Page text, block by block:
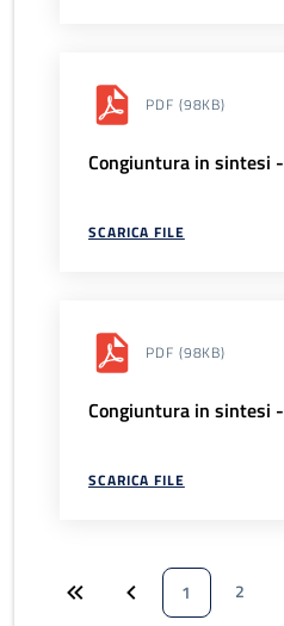
PDF (98KB)
Congiuntura in sintesi
SCARICA FILE
PDF (98KB)
Congiuntura in sintesi
SCARICA FILE
1 2